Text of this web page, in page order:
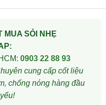
SỎI NHẸ
0903 22 88 93
cung cấp cốt liệu
chống nóng hàng đầu